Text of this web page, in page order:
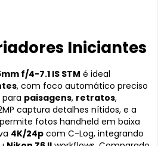
Iniciantes
f/4-7.1 IS STM é ideal
, com foco automático preciso
paisagens, retratos,
captura detalhes nítidos, e a
fotos handheld em baixa
4K/24p com C-Log, integrando